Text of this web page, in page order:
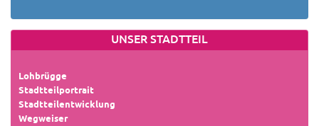
UNSER STADTTEIL
Lohbrügge
Stadtteilportrait
Stadtteilentwicklung
Wegweiser